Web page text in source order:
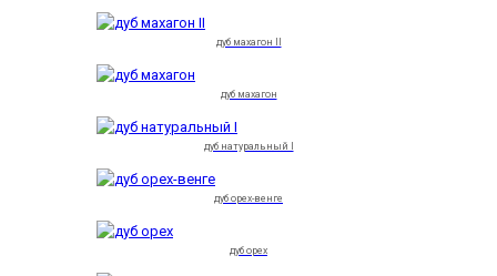
дуб махагон II
дуб махагон
дуб натуральный I
дуб орех-венге
дуб орех